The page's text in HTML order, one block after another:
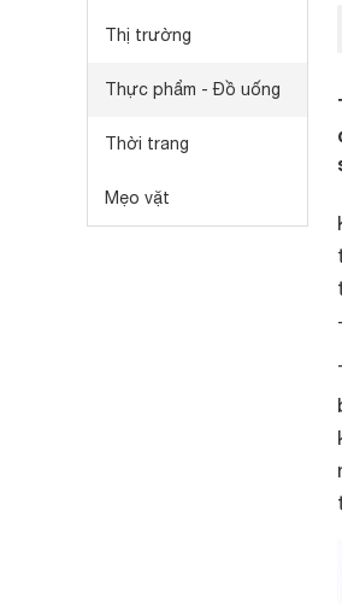
Thị trường
Thực phẩm - Đồ uống
Thời trang
Mẹo vặt